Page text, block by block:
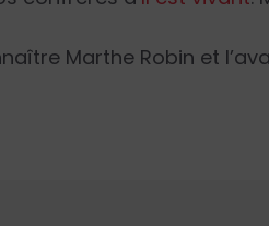
Marthe Robin et